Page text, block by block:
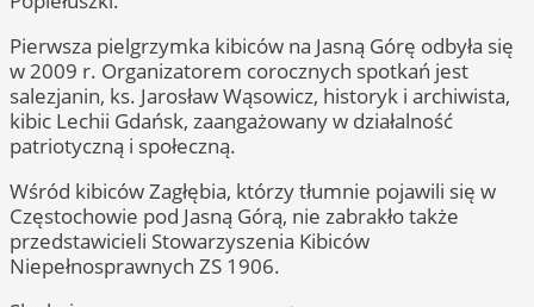
Pierwsza pielgrzymka kibiców na Jasną Górę odbyła się
w 2009 r. Organizatorem corocznych spotkań jest
salezjanin, ks. Jarosław Wąsowicz, historyk i archiwista,
kibic Lechii Gdańsk, zaangażowany w działalność
patriotyczną i społeczną.
Wśród kibiców Zagłębia, którzy tłumnie pojawili się w
Częstochowie pod Jasną Górą, nie zabrakło także
przedstawicieli Stowarzyszenia Kibiców
Niepełnosprawnych ZS 1906.